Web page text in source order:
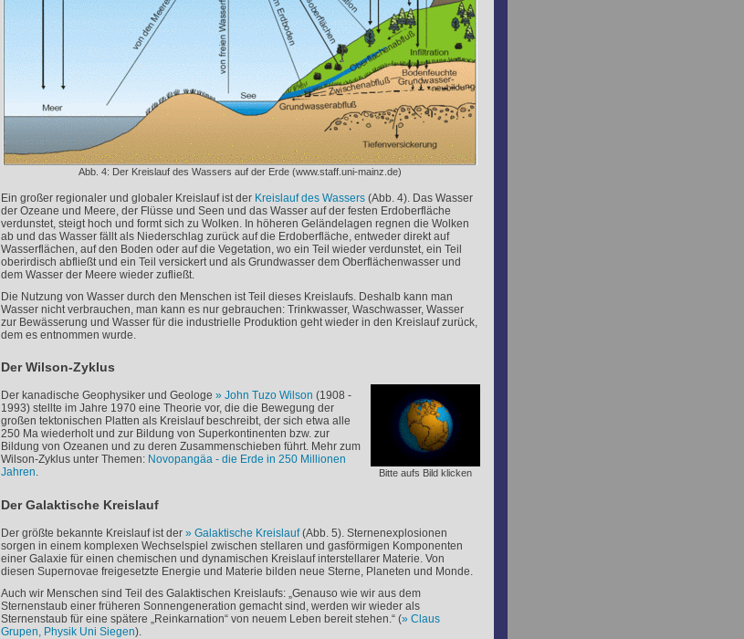
Abb. 4: Der Kreislauf des Wassers auf der Erde (www.staff.uni-mainz.de)
Ein großer regionaler und globaler Kreislauf ist der Kreislauf des Wassers(Abb. 4). Das Wasser
der Ozeane und Meere, der Flüsse und Seen und das Wasser auf der festen Erdoberfläche
verdunstet, steigt hoch und formt sich zu Wolken. In höheren Geländelagen regnen die Wolken
ab und das Wasser fällt als Niederschlag zurück auf die Erdoberfläche, entweder direkt auf
Wasserflächen, auf den Boden oder auf die Vegetation, wo ein Teil wieder verdunstet, ein Teil
oberirdisch abfließt und ein Teil versickert und als Grundwasser dem Oberflächenwasser und
dem Wasser der Meere wieder zufließt.
Die Nutzung von Wasser durch den Menschen ist Teil dieses Kreislaufs. Deshalb kann man
Wasser nicht verbrauchen, man kann es nur gebrauchen: Trinkwasser, Waschwasser, Wasser
zur Bewässerung und Wasser für die industrielle Produktion geht wieder in den Kreislauf zurück,
dem es entnommen wurde.
Der Wilson-Zyklus
Bitte aufs Bild klicken
Der kanadische Geophysiker und Geologe John Tuzo Wilson (1908 -
1993) stellte im Jahre 1970 eine Theorie vor, die die Bewegung der
großen tektonischen Platten als Kreislauf beschreibt, der sich etwa alle
250 Ma wiederholt und zur Bildung von Superkontinenten bzw. zur
Bildung von Ozeanen und zu deren Zusammenschieben führt. Mehr zum
Wilson-Zyklus unter Themen: Novopangäa - die Erde in 250 Millionen
Jahren.
Der Galaktische Kreislauf
Der größte bekannte Kreislauf ist der Galaktische Kreislauf(Abb. 5). Sternenexplosionen
sorgen in einem komplexen Wechselspiel zwischen stellaren und gasförmigen Komponenten
einer Galaxie für einen chemischen und dynamischen Kreislauf interstellarer Materie. Von
diesen Supernovae freigesetzte Energie und Materie bilden neue Sterne, Planeten und Monde.
Auch wir Menschen sind Teil des Galaktischen Kreislaufs: „Genauso wie wir aus dem
Sternenstaub einer früheren Sonnengeneration gemacht sind, werden wir wieder als
Sternenstaub für eine spätere „Reinkarnation“ von neuem Leben bereit stehen.“ (
Claus
Grupen, Physik Uni Siegen).